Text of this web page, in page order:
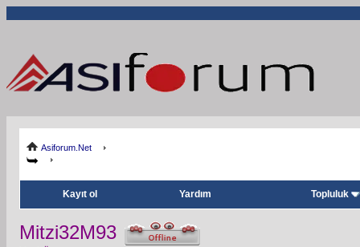
Asiforum.Net
Kayıt ol Yardım Topluluk
Mitzi32M93